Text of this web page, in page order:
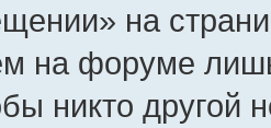
на
на форуме
никто другой